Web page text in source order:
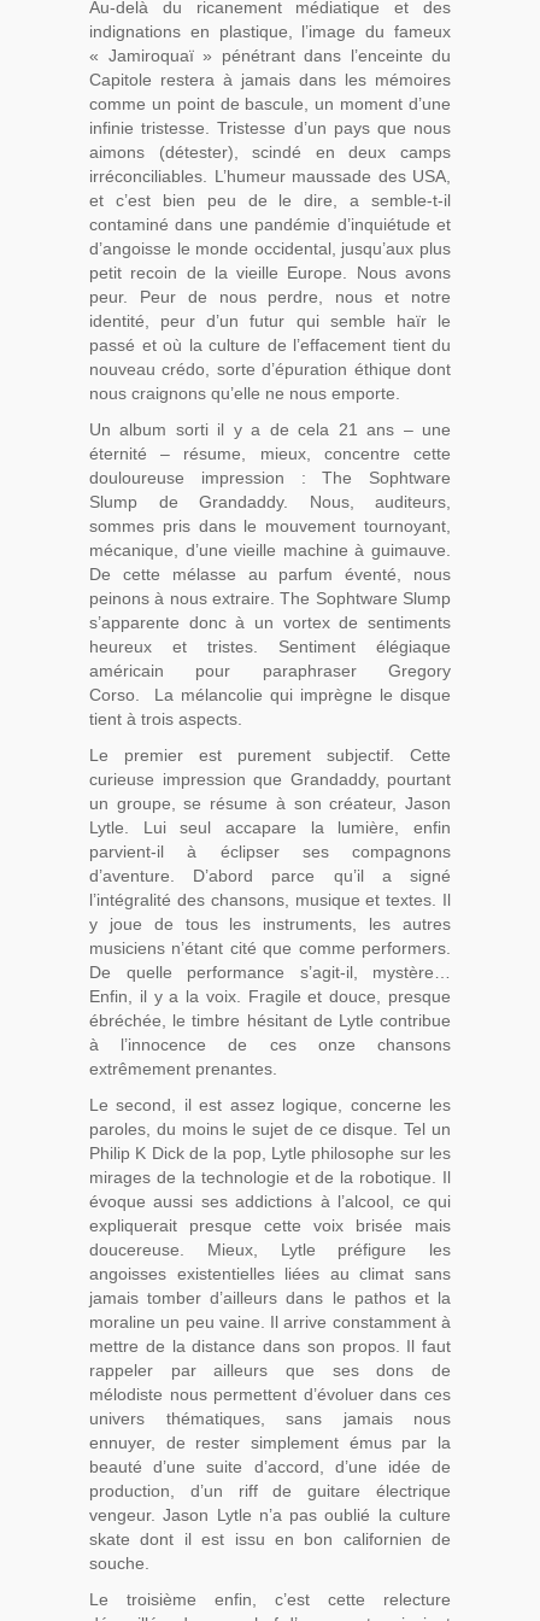
Au-delà du ricanement médiatique et des
indignations en plastique, l’image du fameux
« Jamiroquaï » pénétrant dans l’enceinte du
Capitole restera à jamais dans les mémoires
comme un point de bascule, un moment d’une
infinie tristesse. Tristesse d’un pays que nous
aimons (détester), scindé en deux camps
irréconciliables. L’humeur maussade des USA,
et c’est bien peu de le dire, a semble-t-il
contaminé dans une pandémie d’inquiétude et
d’angoisse le monde occidental, jusqu’aux plus
petit recoin de la vieille Europe. Nous avons
peur. Peur de nous perdre, nous et notre
identité, peur d’un futur qui semble haïr le
passé et où la culture de l’effacement tient du
nouveau crédo, sorte d’épuration éthique dont
nous craignons qu’elle ne nous emporte.
Un album sorti il y a de cela 21 ans – une
éternité – résume, mieux, concentre cette
douloureuse impression : The Sophtware
Slump de Grandaddy. Nous, auditeurs,
sommes pris dans le mouvement tournoyant,
mécanique, d’une vieille machine à guimauve.
De cette mélasse au parfum éventé, nous
peinons à nous extraire. The Sophtware Slump
s’apparente donc à un vortex de sentiments
heureux et tristes. Sentiment élégiaque
américain pour paraphraser Gregory
Corso. La mélancolie qui imprègne le disque
tient à trois aspects.
Le premier est purement subjectif. Cette
curieuse impression que Grandaddy, pourtant
un groupe, se résume à son créateur, Jason
Lytle. Lui seul accapare la lumière, enfin
parvient-il à éclipser ses compagnons
d’aventure. D’abord parce qu’il a signé
l’intégralité des chansons, musique et textes. Il
y joue de tous les instruments, les autres
musiciens n’étant cité que comme performers.
De quelle performance s’agit-il, mystère…
Enfin, il y a la voix. Fragile et douce, presque
ébréchée, le timbre hésitant de Lytle contribue
à l’innocence de ces onze chansons
extrêmement prenantes.
Le second, il est assez logique, concerne les
paroles, du moins le sujet de ce disque. Tel un
Philip K Dick de la pop, Lytle philosophe sur les
mirages de la technologie et de la robotique. Il
évoque aussi ses addictions à l’alcool, ce qui
expliquerait presque cette voix brisée mais
doucereuse. Mieux, Lytle préfigure les
angoisses existentielles liées au climat sans
jamais tomber d’ailleurs dans le pathos et la
moraline un peu vaine. Il arrive constamment à
mettre de la distance dans son propos. Il faut
rappeler par ailleurs que ses dons de
mélodiste nous permettent d’évoluer dans ces
univers thématiques, sans jamais nous
ennuyer, de rester simplement émus par la
beauté d’une suite d’accord, d’une idée de
production, d’un riff de guitare électrique
vengeur. Jason Lytle n’a pas oublié la culture
skate dont il est issu en bon californien de
souche.
Le troisième enfin, c’est cette relecture